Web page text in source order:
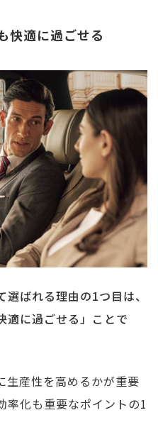
快適に過ごせる
ばれる理由の1つ目は、
適に過ごせる」ことで
生産性を高めるかが重要
率化も重要なポイントの1